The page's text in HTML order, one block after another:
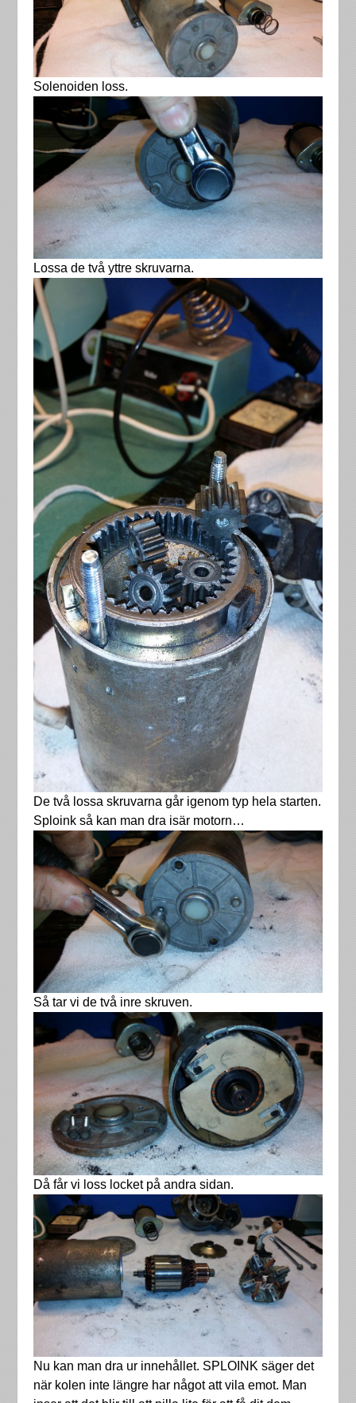
Solenoiden loss.
Lossa de två yttre skruvarna.
De två lossa skruvarna går igenom typ hela starten.
Sploink så kan man dra isär motorn…
Så tar vi de två inre skruven.
Då får vi loss locket på andra sidan.
Nu kan man dra ur innehållet. SPLOINK säger det
när kolen inte längre har något att vila emot. Man